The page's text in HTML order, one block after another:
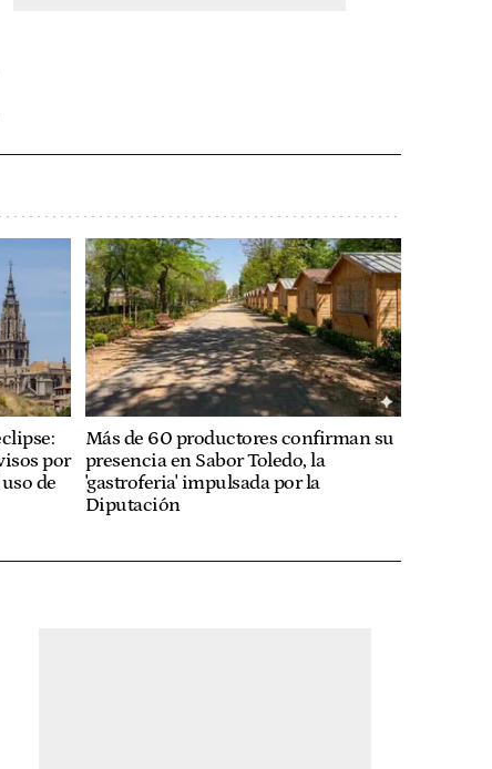
por
de
Más de 60 productores confirman su
presencia en Sabor Toledo, la
'gastroferia' impulsada por la
Diputación